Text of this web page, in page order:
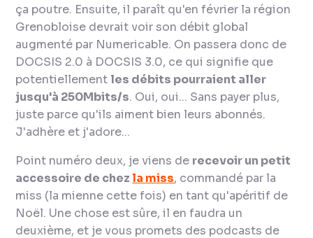
ça poutre. Ensuite, il paraît qu'en février la région
Grenobloise devrait voir son débit global
augmenté par Numericable. On passera donc de
DOCSIS 2.0 à DOCSIS 3.0, ce qui signifie que
potentiellement les débits pourraient aller
jusqu'à 250Mbits/s. Oui, oui... Sans payer plus,
juste parce qu'ils aiment bien leurs abonnés.
J'adhère et j'adore...
Point numéro deux, je viens de recevoir un petit
accessoire de chez la miss, commandé par la
miss (la mienne cette fois) en tant qu'apéritif de
Noël. Une chose est sûre, il en faudra un
deuxième, et je vous promets des podcasts de